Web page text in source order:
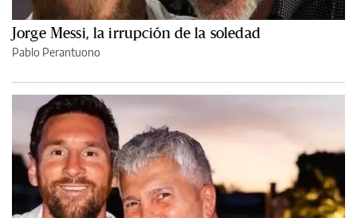
Jorge Messi, la irrupción de la soledad
Pablo Perantuono